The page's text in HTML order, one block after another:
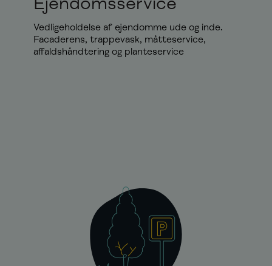
Vedligeholdelse af ejendomme ude og inde.
Facaderens, trappevask, måtteservice,
affaldshåndtering og planteservice